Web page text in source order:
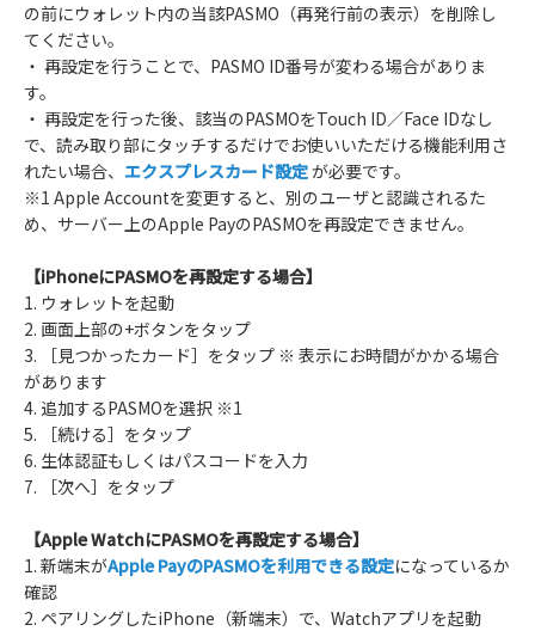
の前にウォレット内の当該PASMO（再発行前の表示）を削除し
てください。
・ 再設定を行うことで、PASMO ID番号が変わる場合がありま
す。
・ 再設定を行った後、該当のPASMOをTouch ID／Face IDなし
で、読み取り部にタッチするだけでお使いいただける機能利用さ
れたい場合、 エクスプレスカード設定が必要です。
※1 Apple Accountを変更すると、別のユーザと認識されるた
め、サーバー上のApple PayのPASMOを再設定できません。
【iPhoneにPASMOを再設定する場合】
1. ウォレットを起動
2. 画面上部の+ボタンをタップ
3. ［見つかったカード］をタップ ※ 表示にお時間がかかる場合
があります
4. 追加するPASMOを選択 ※1
5. ［続ける］をタップ
6. 生体認証もしくはパスコードを入力
7. ［次へ］をタップ
【Apple WatchにPASMOを再設定する場合】
1. 新端末がApple PayのPASMOを利用できる設定になっているか
確認
2. ペアリングしたiPhone（新端末）で、Watchアプリを起動